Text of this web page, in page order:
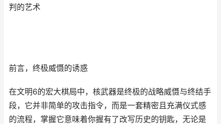
判的艺术
前言，终极威慑的诱惑
在文明6的宏大棋局中，核武器是终极的战略威慑与终结手
段，它并非简单的攻击指令，而是一套精密且充满仪式感
的流程，掌握它意味着你握有了改写历史的钥匙，无论是